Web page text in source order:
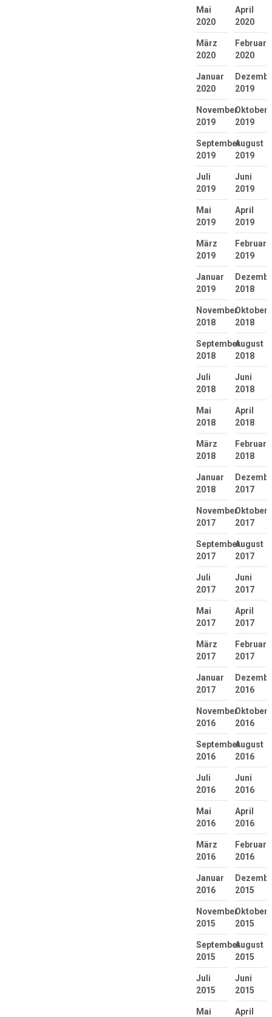
Mai
2020
April
2020
März
2020
Februar
2020
Januar
2020
2019
November
2019
Oktober
2019
September
2019
August
2019
Juli
2019
Juni
2019
Mai
2019
April
2019
März
2019
Februar
2019
Januar
2019
2018
November
2018
Oktober
2018
September
2018
August
2018
Juli
2018
Juni
2018
Mai
2018
April
2018
März
2018
Februar
2018
Januar
2018
2017
November
2017
Oktober
2017
September
2017
August
2017
Juli
2017
Juni
2017
Mai
2017
April
2017
März
2017
Februar
2017
Januar
2017
2016
November
2016
Oktober
2016
September
2016
August
2016
Juli
2016
Juni
2016
Mai
2016
April
2016
März
2016
Februar
2016
Januar
2016
2015
November
2015
Oktober
2015
September
2015
August
2015
Juli
2015
Juni
2015
Mai
April